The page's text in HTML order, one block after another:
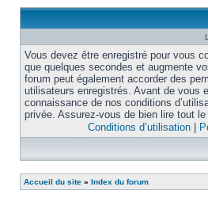
Vous devez être enregistré pour vous
que quelques secondes et augmente
forum peut également accorder des
utilisateurs enregistrés. Avant de vous
connaissance de nos conditions
privée. Assurez-vous de bien lire tout
Conditions d’utilisation
Accueil du site » Index du forum